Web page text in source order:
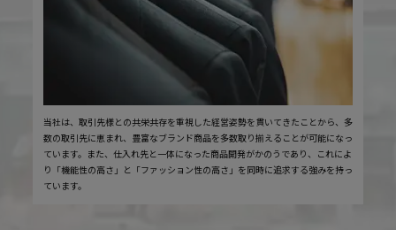
当社は、取引先様との共栄共存を重視した経営姿勢を貫いてきたことから、多
数の取引先に恵まれ、豊富なブランド商品を多数取り揃えることが可能になっ
ています。また、仕入れ先と一体になった商品開発がかのうであり、これによ
り「機能性の高さ」と「ファッション性の高さ」を同時に追求する強みを持っ
ています。